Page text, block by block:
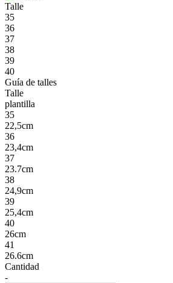
Talle
35
36
37
38
39
40
Guía de talles
Talle
plantilla
35
22,5cm
36
23,4cm
37
23.7cm
38
24,9cm
39
25,4cm
40
26cm
41
26.6cm
Cantidad
-